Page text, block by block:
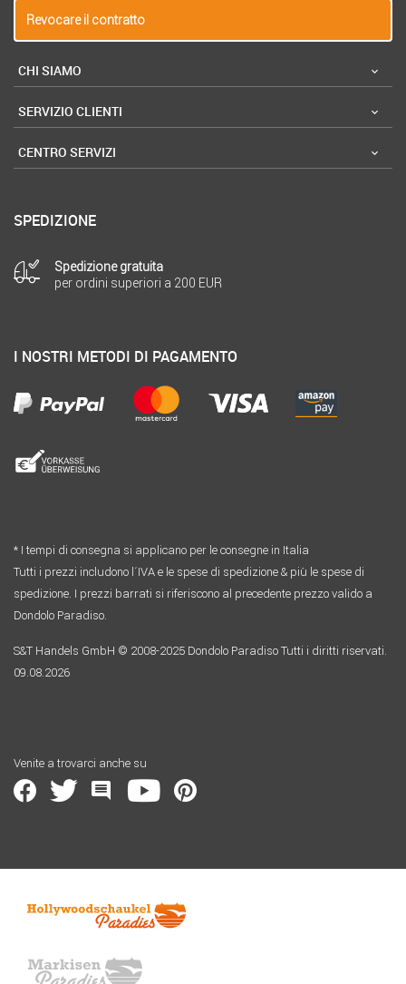
Revocare il contratto
CHI SIAMO
SERVIZIO CLIENTI
CENTRO SERVIZI
SPEDIZIONE
Spedizione gratuita
per ordini superiori a 200 EUR
I NOSTRI METODI DI PAGAMENTO
* I tempi di consegna si applicano per le consegne in Italia
Tutti i prezzi includono l´IVA e le spese di spedizione & più le spese di
spedizione. I prezzi barrati si riferiscono al precedente prezzo valido a
Dondolo Paradiso.
S&T Handels GmbH © 2008-2025 Dondolo Paradiso Tutti i diritti riservati.
09.08.2026
Venite a trovarci anche su